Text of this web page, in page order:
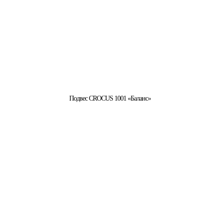
Подвес CROCUS 1001 «Баланс»